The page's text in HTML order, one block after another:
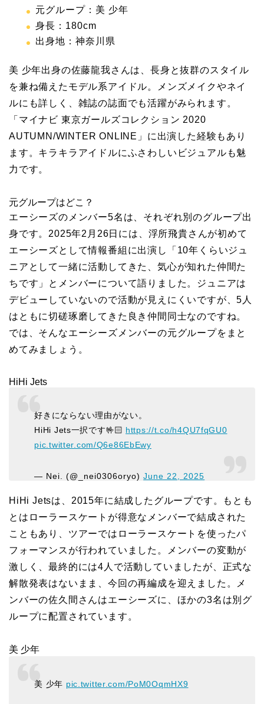
元グループ：美 少年
身長：180cm
出身地：神奈川県
美 少年出身の佐藤龍我さんは、長身と抜群のスタイル
を兼ね備えたモデル系アイドル。メンズメイクやネイ
ルにも詳しく、雑誌の誌面でも活躍がみられます。
「マイナビ 東京ガールズコレクション 2020
AUTUMN/WINTER ONLINE」に出演した経験もあり
ます。キラキラアイドルにふさわしいビジュアルも魅
力です。
元グループはどこ？
エーシーズのメンバー5名は、それぞれ別のグループ出
身です。2025年2月26日には、浮所飛貴さんが初めて
エーシーズとして情報番組に出演し「10年くらいジュ
ニアとして一緒に活動してきた、気心が知れた仲間た
ちです」とメンバーについて語りました。ジュニアは
デビューしていないので活動が見えにくいですが、5人
はともに切磋琢磨してきた良き仲間同士なのですね。
では、そんなエーシーズメンバーの元グループをまと
めてみましょう。
HiHi Jets
好きにならない理由がない。
HiHi Jets一択です🤟🏻 https://t.co/h4QU7fqGU0
pic.twitter.com/Q6e86EbEwy
— Nei. (@_nei0306oryo)June 22, 2025
HiHi Jetsは、2015年に結成したグループです。もとも
とはローラースケートが得意なメンバーで結成された
こともあり、ツアーではローラースケートを使ったパ
フォーマンスが行われていました。メンバーの変動が
激しく、最終的には4人で活動していましたが、正式な
解散発表はないまま、今回の再編成を迎えました。メ
ンバーの佐久間さんはエーシーズに、ほかの3名は別グ
ループに配置されています。
美 少年
美 少年 pic.twitter.com/PoM0OqmHX9